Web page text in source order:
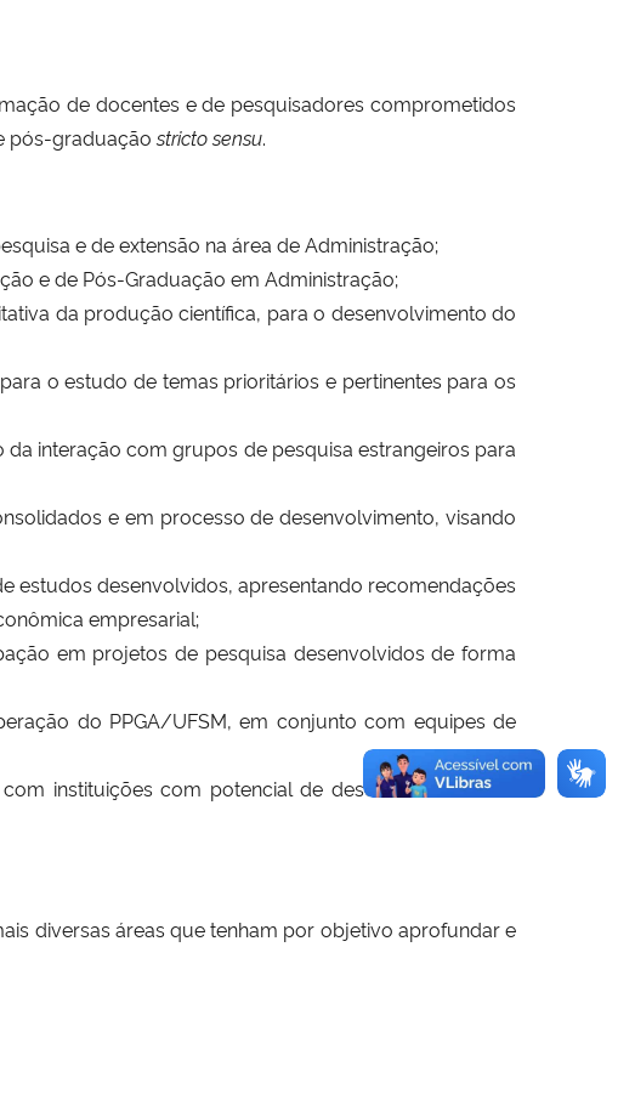
de docentes e de pesquisadores comprometidos
pós-graduaçãostricto sensu.
e de extensão na área de Administração;
e de Pós-Graduação em Administração;
da produção científica, para o desenvolvimento do
o estudo de temas prioritários e pertinentes para os
interação com grupos de pesquisa estrangeiros para
e em processo de desenvolvimento, visando
estudos desenvolvidos, apresentando recomendações
empresarial;
em projetos de pesquisa desenvolvidos de forma
do PPGA/UFSM, em conjunto com equipes de
instituições com potencial de desenvolvimento na
diversas áreas que tenham por objetivo aprofundar e